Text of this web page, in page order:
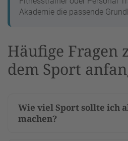
Akademie die passende
Häufige Fragen
dem Sport
Wie viel Sport sollte ich
machen?